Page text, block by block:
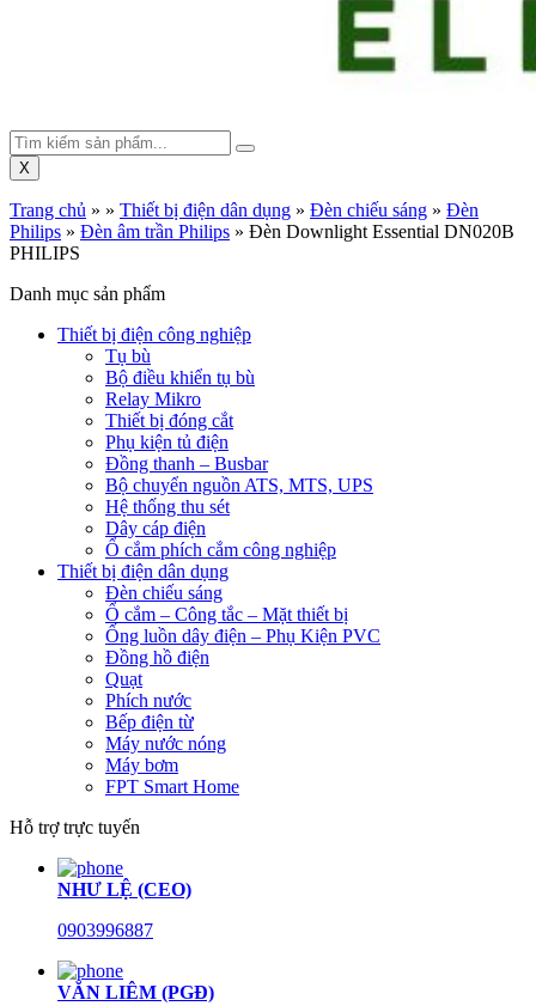
X
Trang chủ » » Thiết bị điện dân dụng » Đèn chiếu sáng » Đèn
Philips » Đèn âm trần Philips » Đèn Downlight Essential DN020B
PHILIPS
Danh mục sản phẩm
Thiết bị điện công nghiệp
Tụ bù
Bộ điều khiển tụ bù
Relay Mikro
Thiết bị đóng cắt
Phụ kiện tủ điện
Đồng thanh – Busbar
Bộ chuyển nguồn ATS, MTS, UPS
Hệ thống thu sét
Dây cáp điện
Ổ cắm phích cắm công nghiệp
Thiết bị điện dân dụng
Đèn chiếu sáng
Ổ cắm – Công tắc – Mặt thiết bị
Ống luồn dây điện – Phụ Kiện PVC
Đồng hồ điện
Quạt
Phích nước
Bếp điện từ
Máy nước nóng
Máy bơm
FPT Smart Home
Hỗ trợ trực tuyến
NHƯ LỆ (CEO)
0903996887
VĂN LIÊM (PGĐ)